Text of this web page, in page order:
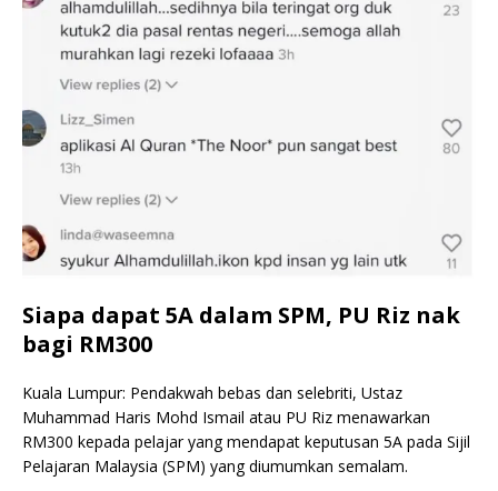
Siapa dapat 5A dalam SPM, PU Riz nak
bagi RM300
Kuala Lumpur: Pendakwah bebas dan selebriti, Ustaz
Muhammad Haris Mohd Ismail atau PU Riz menawarkan
RM300 kepada pelajar yang mendapat keputusan 5A pada Sijil
Pelajaran Malaysia (SPM) yang diumumkan semalam.